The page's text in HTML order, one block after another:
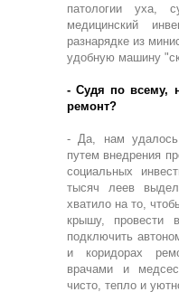
патологии уха,
медицинский
разнарядке из
удобную машину
- Судя по всему,
ремонт?
- Да, нам
путем внедрения
социальных
тысяч леев
хватило на то,
крышу, провести
подключить
и коридорах
врачами и
чисто, тепло и